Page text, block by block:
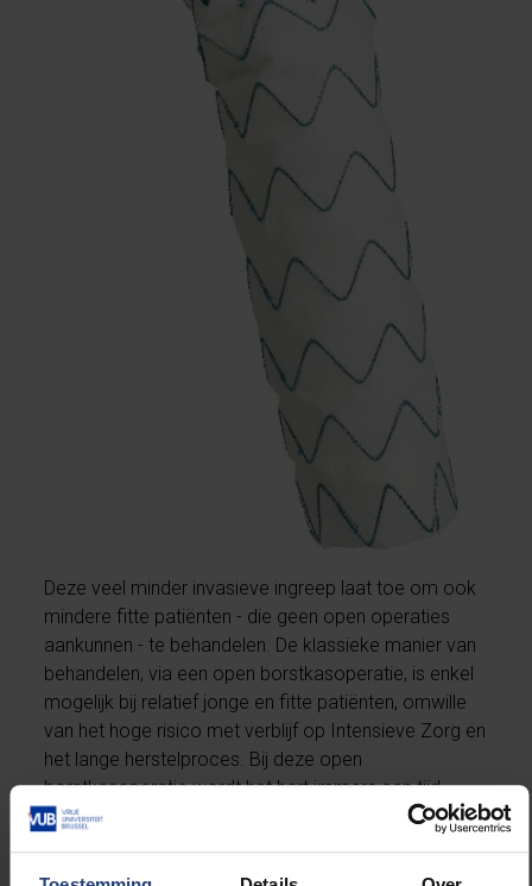
Deze veel minder invasieve ingreep laat toe om ook
mindere fitte patiënten - die geen open operaties
aankunnen - te behandelen. De klassieke manier van
behandelen, via een open borstkasoperatie, is enkel
mogelijk bij relatief jonge en fitte patiënten, omwille
van het hoge risico met verblijf op Intensieve Zorg en
het lange herstelproces. Bij deze open
borstkasoperatie wordt het hart immers een tijd
lang stilgelegd, en is een hartlongmachine en diepe